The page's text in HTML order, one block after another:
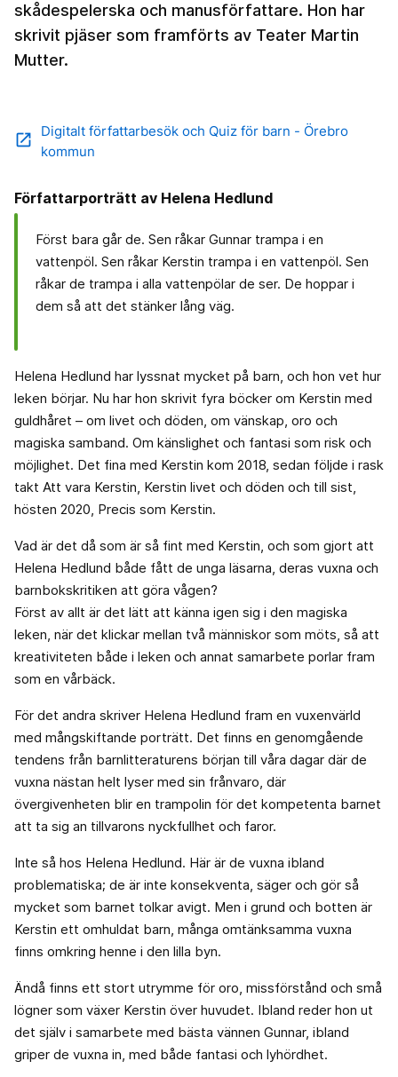
skådespelerska och manusförfattare. Hon har
skrivit pjäser som framförts av Teater Martin
Mutter.
open_in_new
Digitalt författarbesök och Quiz för barn - Örebro
kommun
Författarporträtt av Helena Hedlund
Först bara går de. Sen råkar Gunnar trampa i en
vattenpöl. Sen råkar Kerstin trampa i en vattenpöl. Sen
råkar de trampa i alla vattenpölar de ser. De hoppar i
dem så att det stänker lång väg.
Helena Hedlund har lyssnat mycket på barn, och hon vet hur
leken börjar. Nu har hon skrivit fyra böcker om Kerstin med
guldhåret – om livet och döden, om vänskap, oro och
magiska samband. Om känslighet och fantasi som risk och
möjlighet. Det fina med Kerstin kom 2018, sedan följde i rask
takt Att vara Kerstin, Kerstin livet och döden och till sist,
hösten 2020, Precis som Kerstin.
Vad är det då som är så fint med Kerstin, och som gjort att
Helena Hedlund både fått de unga läsarna, deras vuxna och
barnbokskritiken att göra vågen?
Först av allt är det lätt att känna igen sig i den magiska
leken, när det klickar mellan två människor som möts, så att
kreativiteten både i leken och annat samarbete porlar fram
som en vårbäck.
För det andra skriver Helena Hedlund fram en vuxenvärld
med mångskiftande porträtt. Det finns en genomgående
tendens från barnlitteraturens början till våra dagar där de
vuxna nästan helt lyser med sin frånvaro, där
övergivenheten blir en trampolin för det kompetenta barnet
att ta sig an tillvarons nyckfullhet och faror.
Inte så hos Helena Hedlund. Här är de vuxna ibland
problematiska; de är inte konsekventa, säger och gör så
mycket som barnet tolkar avigt. Men i grund och botten är
Kerstin ett omhuldat barn, många omtänksamma vuxna
finns omkring henne i den lilla byn.
Ändå finns ett stort utrymme för oro, missförstånd och små
lögner som växer Kerstin över huvudet. Ibland reder hon ut
det själv i samarbete med bästa vännen Gunnar, ibland
griper de vuxna in, med både fantasi och lyhördhet.